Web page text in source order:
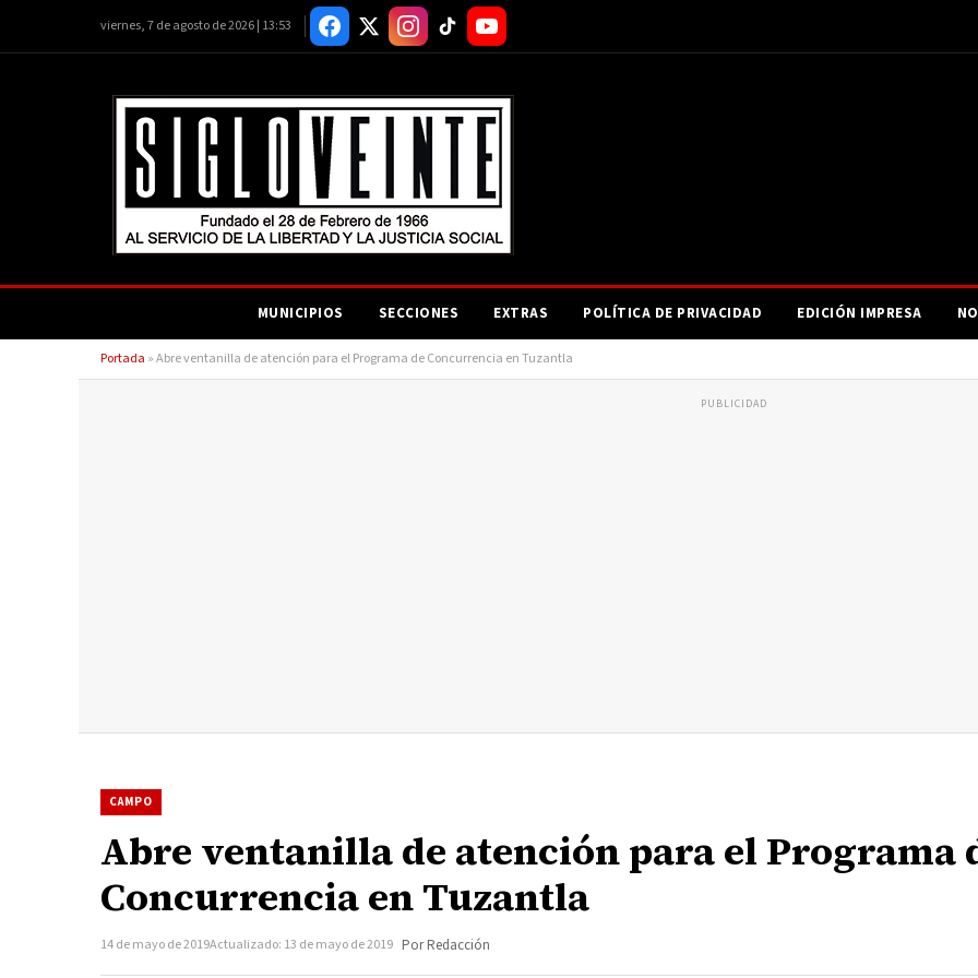
viernes, 7 de agosto de 2026 | 13:53
MUNICIPIOS SECCIONES EXTRAS POLÍTICA DE PRIVACIDAD EDICIÓN IMPRESA
Portada »Abre ventanilla de atención para el Programa de Concurrencia en Tuzantla
PUBLICIDAD
CAMPO
Abre ventanilla de atención para el Programa
Concurrencia en Tuzantla
14 de mayo de 2019Actualizado: 13 de mayo de 2019 Por Redacción